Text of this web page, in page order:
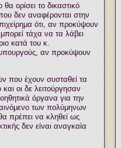
ορίσει το δικαστικό
δεν αναφέρονται στην
ότι, αν προκύψουν
τάχα να τα λάβει
κατά του κ.
υπουργούς, αν προκύψουν
που έχουν συσταθεί τα
οι δε λειτούργησαν
όργανα για την
των πολύμηνων
πρέπει να κληθεί ως
δεν είναι αναγκαία